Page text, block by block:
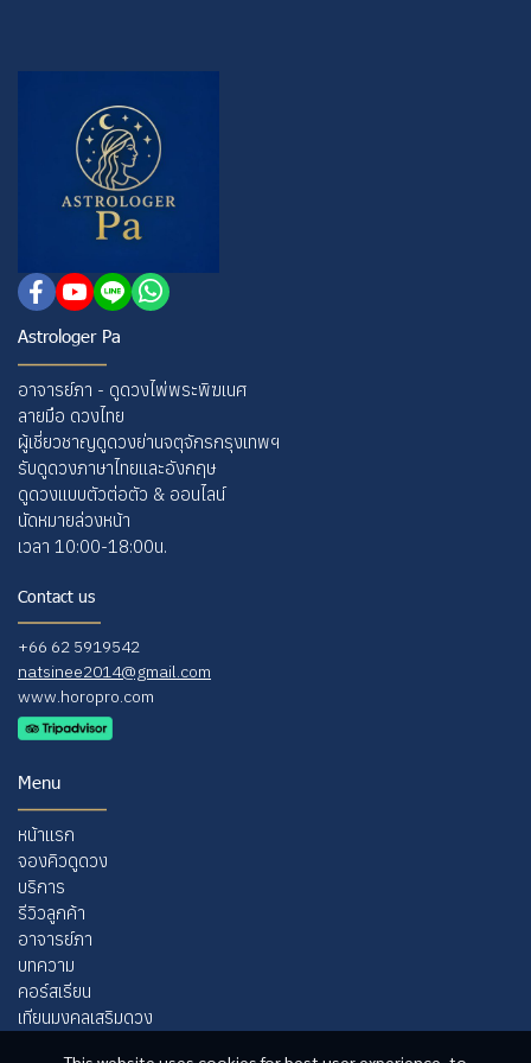
Astrologer Pa
อาจารย์ภา - ดูดวงไพ่พระพิฆเนศ
ลายมือ ดวงไทย
ผู้เชี่ยวชาญดูดวงย่านจตุจักรกรุงเทพฯ
รับดูดวงภาษาไทยและอังกฤษ
ดูดวงแบบตัวต่อตัว & ออนไลน์
นัดหมายล่วงหน้า
เวลา 10:00-18:00น.
Contact us
+66 62 5919542
natsinee2014@gmail.com
www.horopro.com
Menu
หน้าแรก
จองคิวดูดวง
บริการ
รีวิวลูกค้า
อาจารย์ภา
บทความ
คอร์สเรียน
เทียนมงคลเสริมดวง